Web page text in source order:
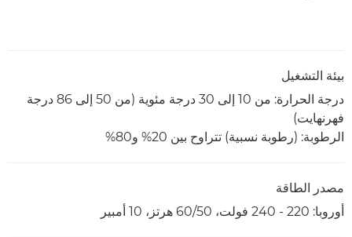
بيئة التشغيل
درجة الحرارة: من 10 إلى 30 درجة مئوية (من 50 إلى 86 درجة
فهرنهايت)
الرطوبة: (رطوبة نسبية) تتراوح بين 20% و80%
مصدر الطاقة
أوروبا: 220 - 240 فولت، 50/‏60 هرتز، 10 أمبير